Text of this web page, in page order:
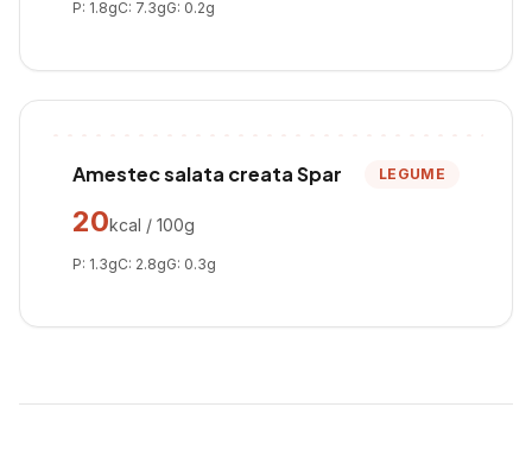
P: 1.8gC: 7.3gG: 0.2g
Amestec salata creata Spar LEGUME
20kcal / 100g
P: 1.3gC: 2.8gG: 0.3g